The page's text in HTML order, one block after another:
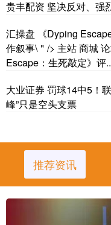
贵丰配资 坚决反对、强
汇操盘 《Dyping
作叙事\＂/> 主站 商城
Escape：生死敲定》评
大业证券 罚球14中5！
峰”只是空头支票
推荐资讯